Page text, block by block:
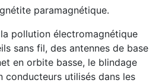
paramagnétique.
pollution électromagnétique
sans fil, des antennes de base
en orbite basse, le blindage
conducteurs utilisés dans les